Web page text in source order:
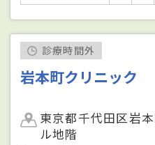
診療時間外
岩本町クリニック
東京都千代田区岩
ル地階